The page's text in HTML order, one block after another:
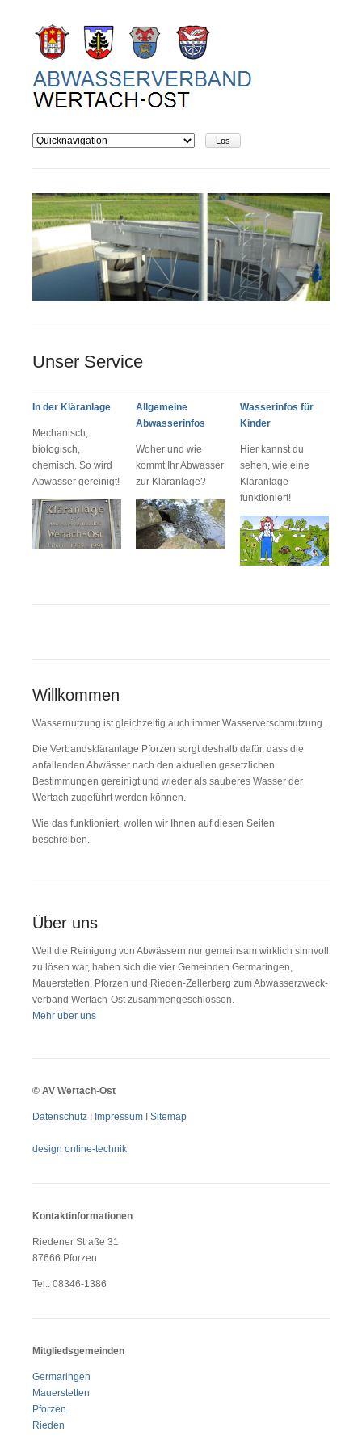
Unser Service
In der Kläranlage
Mechanisch,
biologisch,
chemisch. So wird
Abwasser gereinigt!
Allgemeine
Abwasserinfos
Woher und wie
kommt Ihr Abwasser
zur Kläranlage?
Wasserinfos für
Kinder
Hier kannst du
sehen, wie eine
Kläranlage
funktioniert!
Willkommen
Wassernutzung ist gleichzeitig auch immer Wasser­ver­schmutzung.
Die Verbandskläranlage Pforzen sorgt deshalb dafür, dass die
anfal­lenden Abwässer nach den aktuellen gesetzlichen
Bestimmungen gereinigt und wieder als sauberes Wasser der
Wertach zugeführt werden können.
Wie das funktioniert, wollen wir Ihnen auf diesen Seiten
beschreiben.
Über uns
Weil die Reinigung von Abwässern nur gemeinsam wirklich sinnvoll
zu lösen war, haben sich die vier Gemeinden Germaringen,
Mauerstetten, Pforzen und Rieden-Zellerberg zum Ab­was­ser­zweck­
ver­band Wertach-Ost zusam­men­ge­schlossen.
Mehr über uns
© AV Wertach-Ost
Datenschutz Impressum Sitemap
design online-technik
Kontaktinformationen
Riedener Straße 31
87666 Pforzen
Tel.: 08346-1386
Mitgliedsgemeinden
Germaringen
Mauerstetten
Pforzen
Rieden